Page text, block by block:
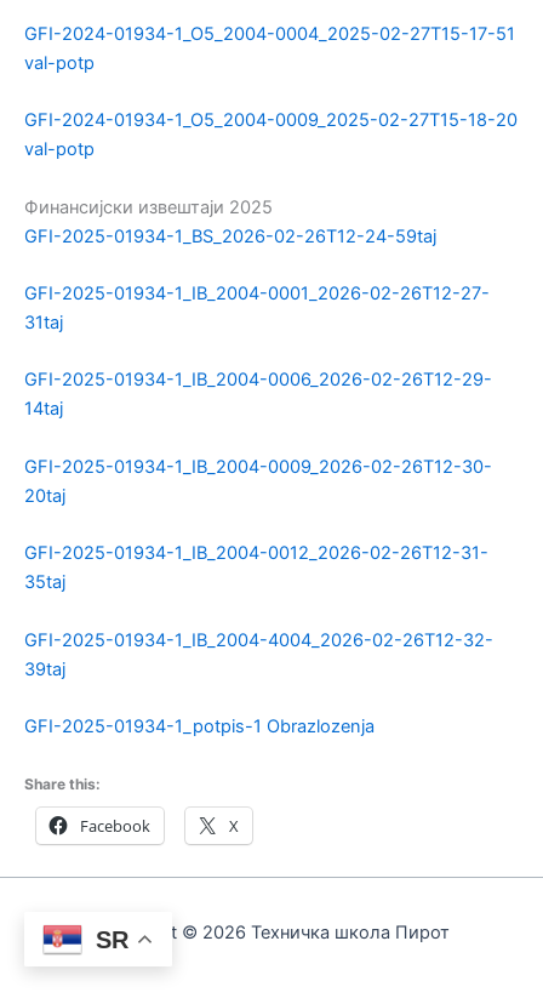
GFI-2024-01934-1_O5_2004-0004_2025-02-27T15-17-51
val-potp
GFI-2024-01934-1_O5_2004-0009_2025-02-27T15-18-20
val-potp
Финансијски извештаји 2025
GFI-2025-01934-1_BS_2026-02-26T12-24-59taj
GFI-2025-01934-1_IB_2004-0001_2026-02-26T12-27-
31taj
GFI-2025-01934-1_IB_2004-0006_2026-02-26T12-29-
14taj
GFI-2025-01934-1_IB_2004-0009_2026-02-26T12-30-
20taj
GFI-2025-01934-1_IB_2004-0012_2026-02-26T12-31-
35taj
GFI-2025-01934-1_IB_2004-4004_2026-02-26T12-32-
39taj
GFI-2025-01934-1_potpis-1 Obrazlozenja
Share this:
Facebook X
Copyright © 2026 Техничка школа Пирот
SR